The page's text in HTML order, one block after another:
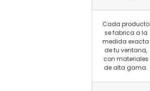
Cada producto
se fabrica a la
medida exacta
de tu ventana,
con materiales
de alta gama.